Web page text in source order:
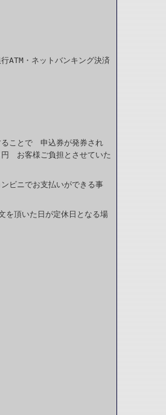
ATM・ネットバンキング決済
ることで 申込券が発券され
お客様ご負担とさせていた
ビニでお支払いができる事
を頂いた日が定休日となる場